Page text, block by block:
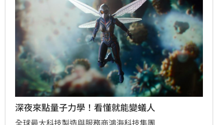
深夜來點量子力學！看懂就能變蟻人